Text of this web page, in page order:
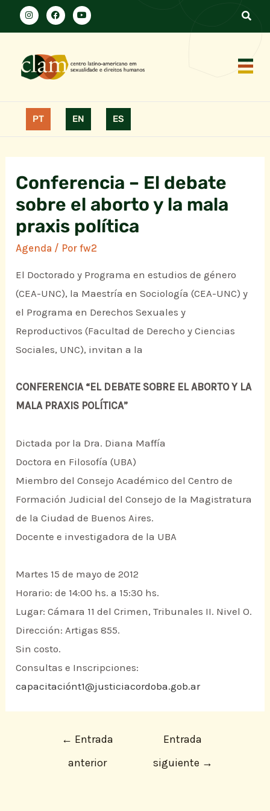
PT EN ES
Conferencia – El debate
sobre el aborto y la mala
praxis política
Agenda / Porfw2
El Doctorado y Programa en estudios de género
(CEA-UNC), la Maestría en Sociología (CEA-UNC) y
el Programa en Derechos Sexuales y
Reproductivos (Facultad de Derecho y Ciencias
Sociales, UNC), invitan a la
CONFERENCIA “EL DEBATE SOBRE EL ABORTO Y LA
MALA PRAXIS POLÍTICA”
Dictada por la Dra. Diana Maffía
Doctora en Filosofía (UBA)
Miembro del Consejo Académico del Centro de
Formación Judicial del Consejo de la Magistratura
de la Ciudad de Buenos Aires.
Docente e investigadora de la UBA
Martes 15 de mayo de 2012
Horario: de 14:00 hs. a 15:30 hs.
Lugar: Cámara 11 del Crimen, Tribunales II. Nivel O.
Dirección: Artigas 855.
Sin costo.
Consultas e Inscripciones:
capacitaciónt1@justiciacordoba.gob.ar
← Entrada
anterior
Entrada
siguiente →